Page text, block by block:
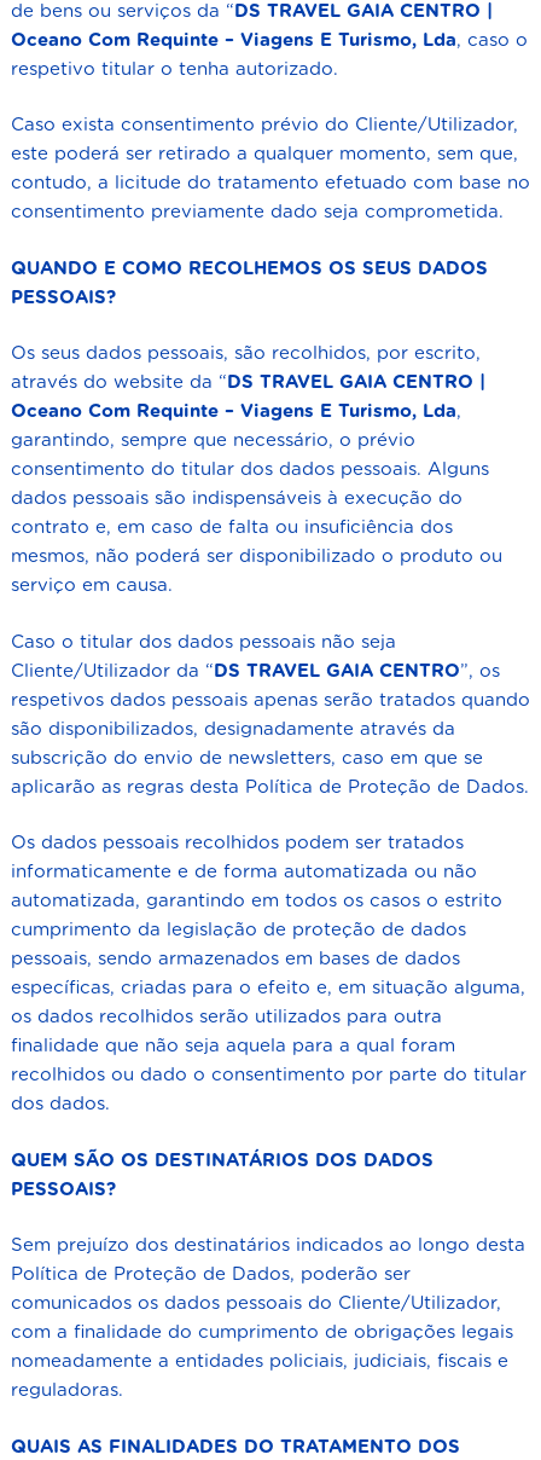
de bens ou serviços da “DS TRAVEL GAIA CENTRO |
Oceano Com Requinte – Viagens E Turismo, Lda, caso o
respetivo titular o tenha autorizado.
Caso exista consentimento prévio do Cliente/Utilizador,
este poderá ser retirado a qualquer momento, sem que,
contudo, a licitude do tratamento efetuado com base no
consentimento previamente dado seja comprometida.
QUANDO E COMO RECOLHEMOS OS SEUS DADOS
PESSOAIS?
Os seus dados pessoais, são recolhidos, por escrito,
através do website da “DS TRAVEL GAIA CENTRO |
Oceano Com Requinte – Viagens E Turismo, Lda,
garantindo, sempre que necessário, o prévio
consentimento do titular dos dados pessoais. Alguns
dados pessoais são indispensáveis à execução do
contrato e, em caso de falta ou insuficiência dos
mesmos, não poderá ser disponibilizado o produto ou
serviço em causa.
Caso o titular dos dados pessoais não seja
Cliente/Utilizador da “DS TRAVEL GAIA CENTRO”, os
respetivos dados pessoais apenas serão tratados quando
são disponibilizados, designadamente através da
subscrição do envio de newsletters, caso em que se
aplicarão as regras desta Política de Proteção de Dados.
Os dados pessoais recolhidos podem ser tratados
informaticamente e de forma automatizada ou não
automatizada, garantindo em todos os casos o estrito
cumprimento da legislação de proteção de dados
pessoais, sendo armazenados em bases de dados
específicas, criadas para o efeito e, em situação alguma,
os dados recolhidos serão utilizados para outra
finalidade que não seja aquela para a qual foram
recolhidos ou dado o consentimento por parte do titular
dos dados.
QUEM SÃO OS DESTINATÁRIOS DOS DADOS
PESSOAIS?
Sem prejuízo dos destinatários indicados ao longo desta
Política de Proteção de Dados, poderão ser
comunicados os dados pessoais do Cliente/Utilizador,
com a finalidade do cumprimento de obrigações legais
nomeadamente a entidades policiais, judiciais, fiscais e
reguladoras.
QUAIS AS FINALIDADES DO TRATAMENTO DOS